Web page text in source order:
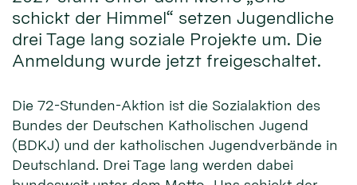
schickt der Himmel“ setzen Jugendliche
drei Tage lang soziale Projekte um. Die
Anmeldung wurde jetzt freigeschaltet.
Die 72-Stunden-Aktion ist die Sozialaktion des
Bundes der Deutschen Katholischen Jugend
(BDKJ) und der katholischen Jugendverbände in
Deutschland. Drei Tage lang werden dabei